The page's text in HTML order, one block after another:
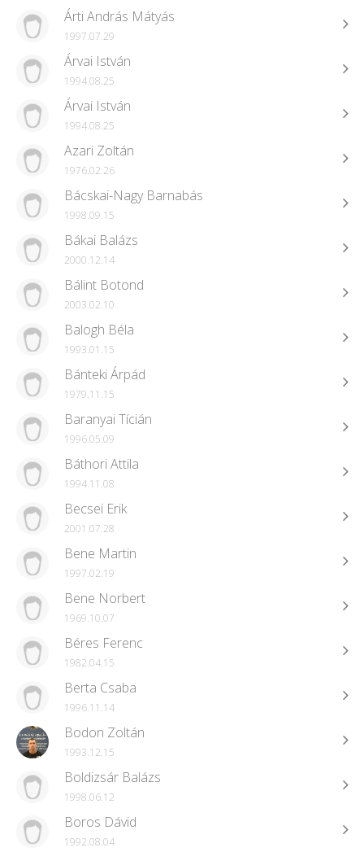
Árti András Mátyás
1997.07.29
Árvai István
1994.08.25
Árvai István
1994.08.25
Azari Zoltán
1976.02.26
Bácskai-Nagy Barnabás
1998.09.15
Bákai Balázs
2000.12.14
Bálint Botond
2003.02.10
Balogh Béla
1993.01.15
Bánteki Árpád
1979.11.15
Baranyai Tícián
1996.05.09
Báthori Attila
1994.11.08
Becsei Erik
2001.07.28
Bene Martin
1997.02.19
Bene Norbert
1969.10.07
Béres Ferenc
1982.04.15
Berta Csaba
1996.11.14
Bodon Zoltán
1993.12.15
Boldizsár Balázs
1998.06.12
Boros Dávid
1992.08.04